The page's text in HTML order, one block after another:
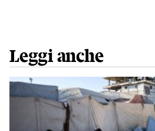
Leggi anche